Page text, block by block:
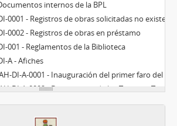
internos de la BPL
- Registros de obras solicitadas no existentes en la biblioteca
0002 - Registros de obras en préstamo
001 - Reglamentos de la Biblioteca
A - Afiches
DI-A-0001 - Inauguración del primer faro del Río de la Plata en el Cerro de Montevideo
AH-DI-A-0002 - Desembarco de los Treinta y Tres Orientales
DI-A-0003 - Jean Paul Sartre
AH-DI-A-0004 - Efemérides noviembre